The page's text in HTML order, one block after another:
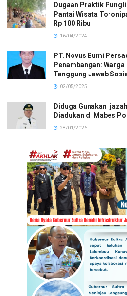
Dugaan Praktik
Pantai Wisata
Rp 100 Ribu
16/04/2024
PT. Novus Bumi
Penambangan:
Tanggung Jawab
02/05/2025
Diduga Gunakan
Diadukan di Mabes
28/01/2026